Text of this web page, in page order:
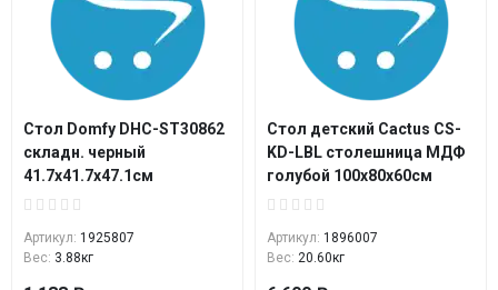
Стол Domfy DHC-ST30862
складн. черный
41.7x41.7x47.1см
Артикул: 1925807
Вес: 3.88кг
Стол детский Cactus CS-
KD-LBL столешница МДФ
голубой 100x80x60см
Артикул: 1896007
Вес: 20.60кг